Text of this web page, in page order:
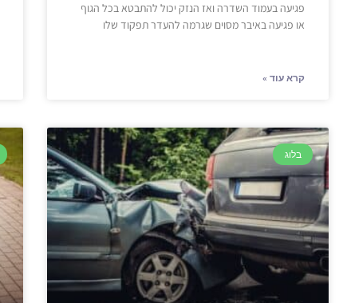
פגיעה בעמוד השדרה ואז הנזק יכול להתבטא בכל הגוף
או פגיעה באיבר מסוים שגרמה להעדר תפקוד שלו
קרא עוד »
בלוג